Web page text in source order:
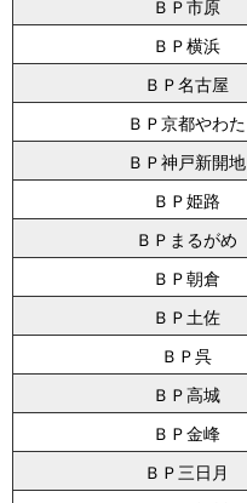
ＢＰ市原
ＢＰ横浜
ＢＰ名古屋
ＢＰ京都やわた
ＢＰ神戸新開地
ＢＰ姫路
ＢＰまるがめ
ＢＰ朝倉
ＢＰ土佐
ＢＰ呉
ＢＰ高城
ＢＰ金峰
ＢＰ三日月